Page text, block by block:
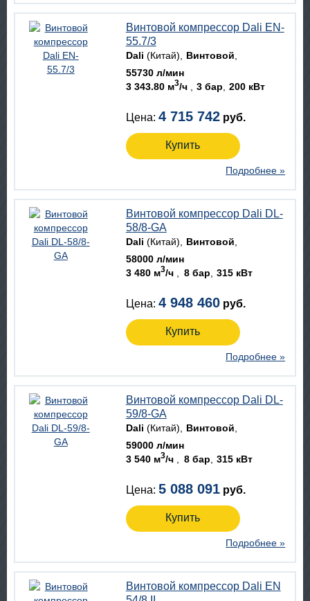
Винтовой компрессор Dali EN-
55.7/3
Dali (Китай)
Винтовой
55730 л/мин
3 343.80 м3/ч 3 бар 200 кВт
Цена: 4 715 742 руб.
Купить
Подробнее »
Винтовой компрессор Dali DL-
58/8-GA
Dali (Китай)
Винтовой
58000 л/мин
3 480 м3/ч 8 бар 315 кВт
Цена: 4 948 460 руб.
Купить
Подробнее »
Винтовой компрессор Dali DL-
59/8-GA
Dali (Китай)
Винтовой
59000 л/мин
3 540 м3/ч 8 бар 315 кВт
Цена: 5 088 091 руб.
Купить
Подробнее »
Винтовой компрессор Dali EN